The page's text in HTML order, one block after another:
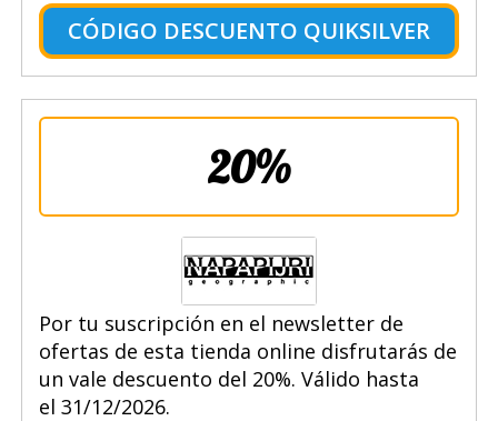
CÓDIGO DESCUENTO QUIKSILVER
20%
Por tu suscripción en el newsletter de
ofertas de esta tienda online disfrutarás de
un vale descuento del 20%. Válido hasta
el 31/12/2026.